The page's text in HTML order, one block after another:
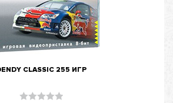
CLASSIC 255 ИГР